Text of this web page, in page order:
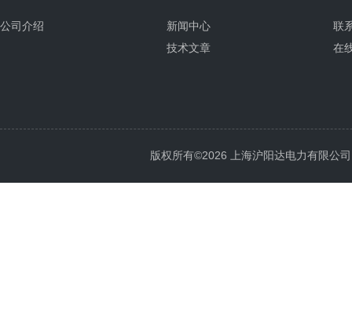
公司介绍
新闻中心
技术文章
联
在
版权所有©2026 上海沪阳达电力有限公